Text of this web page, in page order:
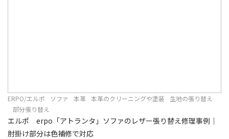
ERPO/エルポ ソファ 本革 本革のクリーニングや塗装
生地の張り替え
部分張り替え
エルポ erpo「アトランタ」ソファのレザー張り替え修理事例｜
肘掛け部分は色補修で対応